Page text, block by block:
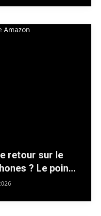
retour sur le
? Le point